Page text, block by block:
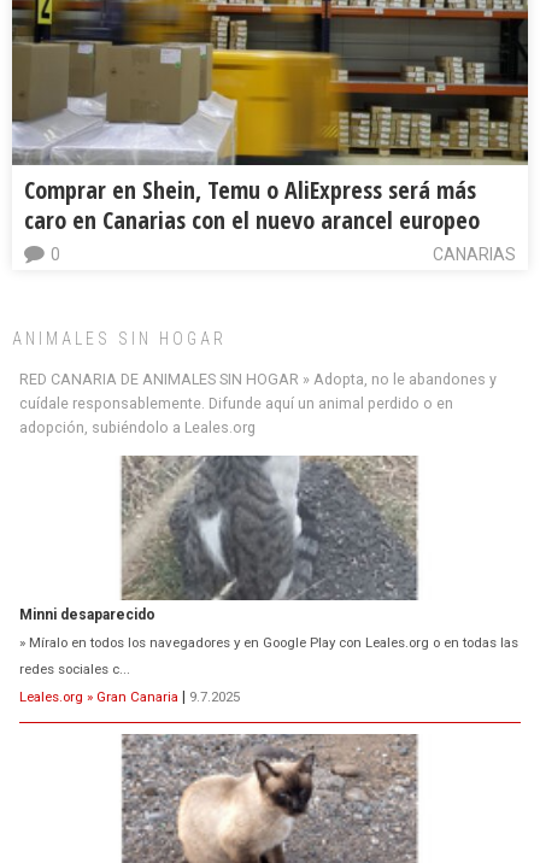
Comprar en Shein, Temu o AliExpress será más
caro en Canarias con el nuevo arancel europeo
CANARIAS
0
ANIMALES SIN HOGAR
RED CANARIA DE ANIMALES SIN HOGAR » Adopta, no le abandones y
cuídale responsablemente. Difunde aquí un animal perdido o en
adopción, subiéndolo a Leales.org
Minni desaparecido
» Míralo en todos los navegadores y en Google Play con Leales.org o en todas las
redes sociales c...
Leales.org » Gran Canaria | 9.7.2025